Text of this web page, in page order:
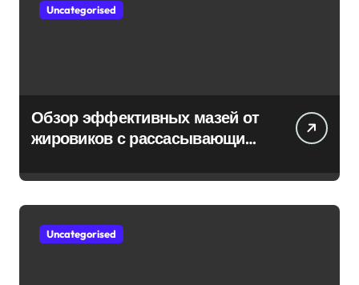
Uncategorised
Обзор эффективных мазей от
жировиков с рассасывающим
Uncategorised